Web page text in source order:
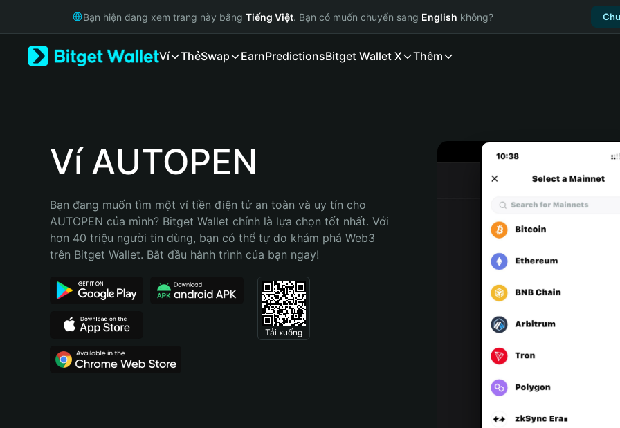
Русский
Bahasa Indonesia
Português (Brasil)
Bạn hiện đang xem trang này bằng Tiếng Việt. Bạn có muốn chuyển sang English không?
Ví ThẻSwap EarnPredictionsBitget Wallet X Thêm
Ví AUTOPEN
Bạn đang muốn tìm một ví tiền điện tử an toàn và uy tín cho
AUTOPEN của mình? Bitget Wallet chính là lựa chọn tốt nhất. Với
hơn 40 triệu người tin dùng, bạn có thể tự do khám phá Web3
trên Bitget Wallet. Bắt đầu hành trình của bạn ngay!
Tải xuống